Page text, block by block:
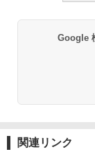
Google
関連リンク